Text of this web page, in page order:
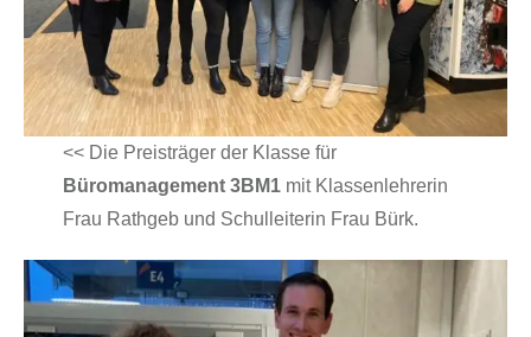
<< Die Preisträger der Klasse für
Büromanagement 3BM1mit Klassenlehrerin
Frau Rathgeb und Schulleiterin Frau Bürk.